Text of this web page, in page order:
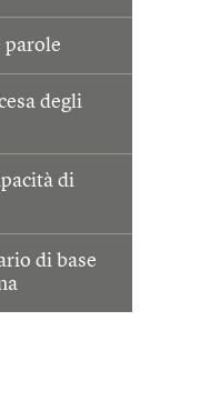
parole
degli
di
di base